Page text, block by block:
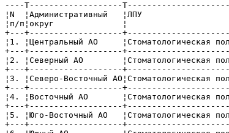
----T-------------------
¦N  ¦Административный   ¦ЛПУ
¦п/п¦округ              ¦
+---+-------------------
¦1. ¦Центральный АО     ¦Стоматологическая
+---+-------------------
¦2. ¦Северный АО        ¦Стоматологическая
+---+-------------------
¦3. ¦Северо-Восточный АО¦Стоматологическая
+---+-------------------
¦4. ¦Восточный АО       ¦Стоматологическая
+---+-------------------
¦5. ¦Юго-Восточный АО   ¦Стоматологическая
+---+-------------------